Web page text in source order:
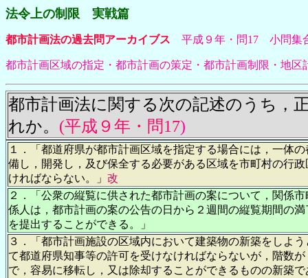
法令上の制限 実戦篇
都市計画法の過去問アーカイブス 平成９年・問17 小問
都市計画区域の指定・都市計画の策定・都市計画制限・地区
都市計画法に関する次の記述のうち，
れか。 (平成９年・問17)
１．「都道府県が都市計画区域を指定する場合には，一体
備し，開発し，及び保全する必要がある区域を市町村の行
ければならない。」 改
２．「公衆の縦覧に供された都市計画の案について，関係
係人は，都市計画の案の公告の日から２週間の縦覧期間の
を提出することができる。
」
３．「都市計画施設の区域内において建築物の新築をしよ
て都道府県知事等の許可を受けなければならないが，階数
で，容易に移転し，又は除却することができるものの新築